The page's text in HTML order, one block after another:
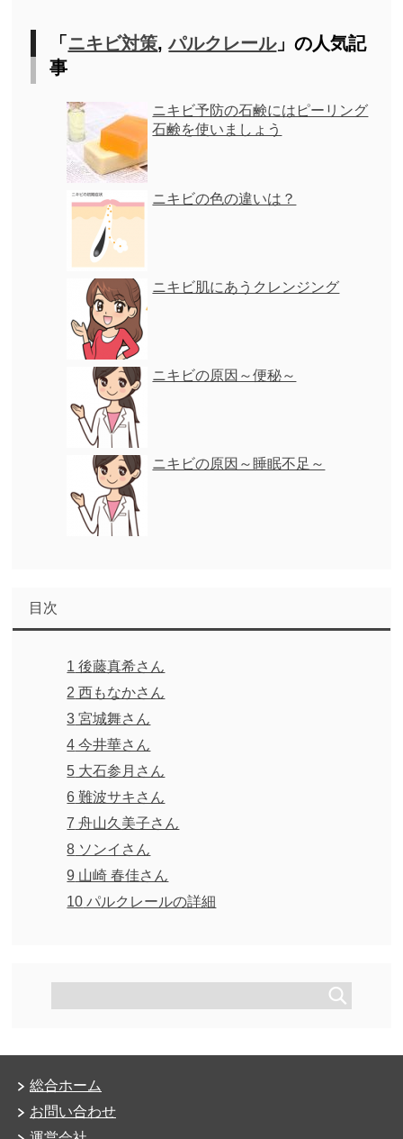
「 ニキビ対策,パルクレール」の人気記
事
ニキビ予防の石鹸にはピーリング
石鹸を使いましょう
ニキビの色の違いは？
ニキビ肌にあうクレンジング
ニキビの原因～便秘～
ニキビの原因～睡眠不足～
目次
1 後藤真希さん
2 西もなかさん
3 宮城舞さん
4 今井華さん
5 大石参月さん
6 難波サキさん
7 舟山久美子さん
8 ソンイさん
9 山崎 春佳さん
10 パルクレールの詳細
総合ホーム
お問い合わせ